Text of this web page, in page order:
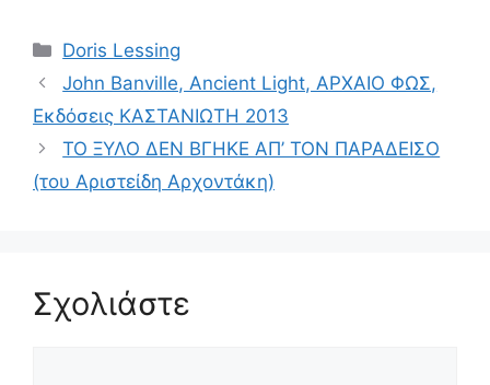
Κατηγορίες
Doris Lessing
John Banville, Ancient Light, ΑΡΧΑΙΟ ΦΩΣ,
Εκδόσεις ΚΑΣΤΑΝΙΩΤΗ 2013
ΤΟ ΞΥΛΟ ΔΕΝ ΒΓΗΚΕ ΑΠ’ ΤΟΝ ΠΑΡΑΔΕΙΣΟ
(του Αριστείδη Αρχοντάκη)
Σχολιάστε